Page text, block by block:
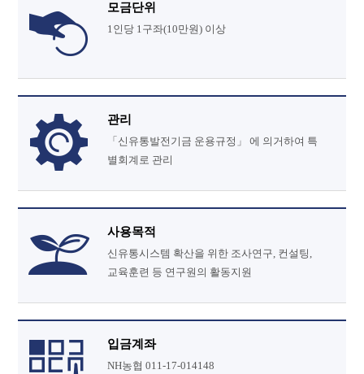
모금단위
1인당 1구좌(10만원) 이상
관리
「신유통발전기금 운용규정」 에 의거하여 특
별회계로 관리
사용목적
신유통시스템 확산을 위한 조사연구, 컨설팅,
교육훈련 등 연구원의 활동지원
입금계좌
NH농협 011-17-014148